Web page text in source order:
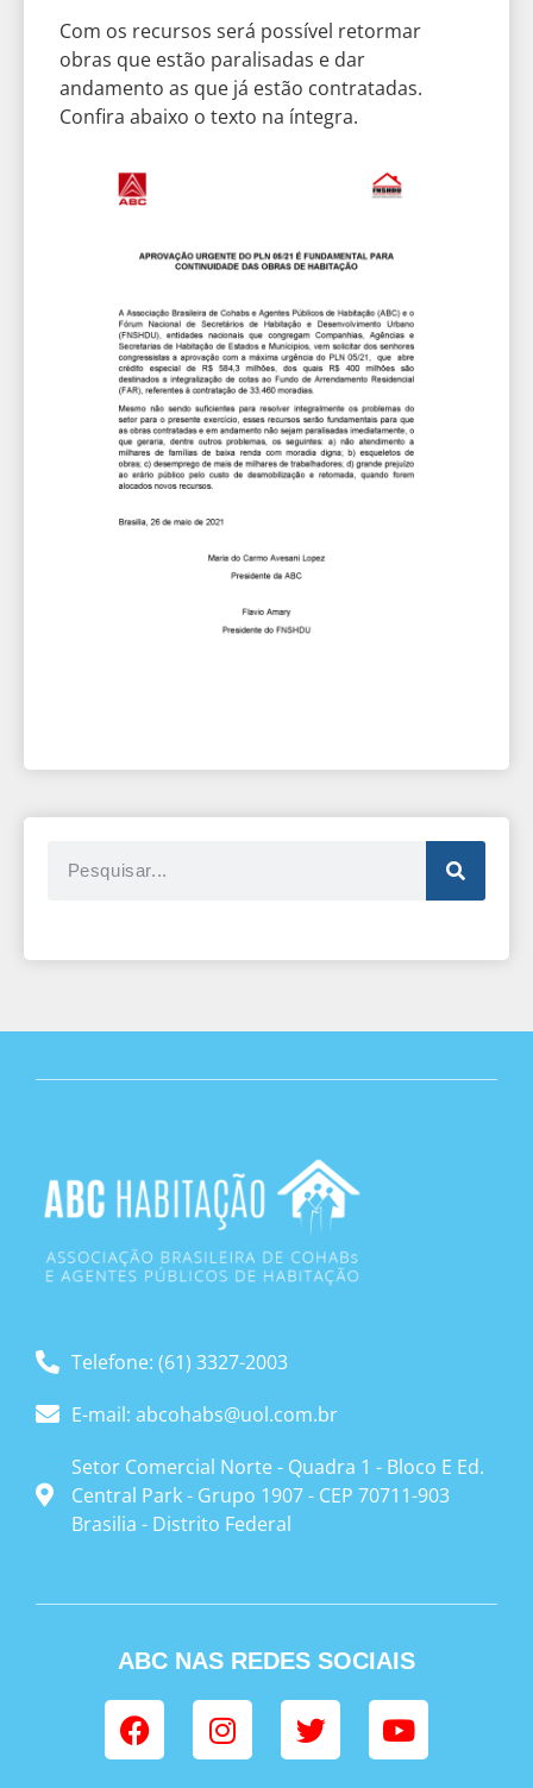
Com os recursos será possível retormar
obras que estão paralisadas e dar
andamento as que já estão contratadas.
Confira abaixo o texto na íntegra.
Telefone: (61) 3327-2003
E-mail: abcohabs@uol.com.br
Setor Comercial Norte - Quadra 1 - Bloco E Ed.
Central Park - Grupo 1907 - CEP 70711-903
Brasilia - Distrito Federal
ABC NAS REDES SOCIAIS